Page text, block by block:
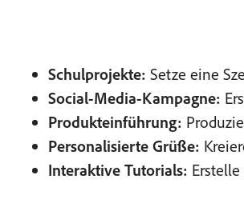
Schulprojekte: Setze eine
Social-Media-Kampagne:
Produkteinführung:
Personalisierte Grüße:
Interaktive Tutorials: